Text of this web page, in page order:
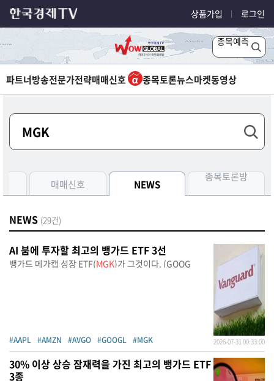
상품가입 로그인
종목예측
파트너방송전문가전략매매신호 종목토론뉴스마켓동영상
매매신호 NEWS
종목토론방
NEWS (29건)
AI 붐에 투자할 최고의 뱅가드 ETF 3선
뱅가드 메가캡 성장 ETF(MGK )가 그것이다. (GOOG
#AAPL #AMZN #AVGO #GOOGL #MGK 2026-07-31 00:33:00
30% 이상 상승 잠재력을 가진 최고의 뱅가드 ETF
3종